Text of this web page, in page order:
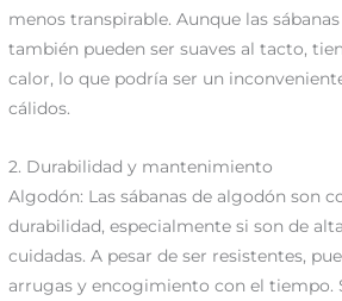
menos transpirable. Aunque las
también pueden ser suaves al tacto,
calor, lo que podría ser un
cálidos.
2. Durabilidad y mantenimiento
Algodón: Las sábanas de algodón son
durabilidad, especialmente si son de
cuidadas. A pesar de ser resistentes,
arrugas y encogimiento con el tiempo.